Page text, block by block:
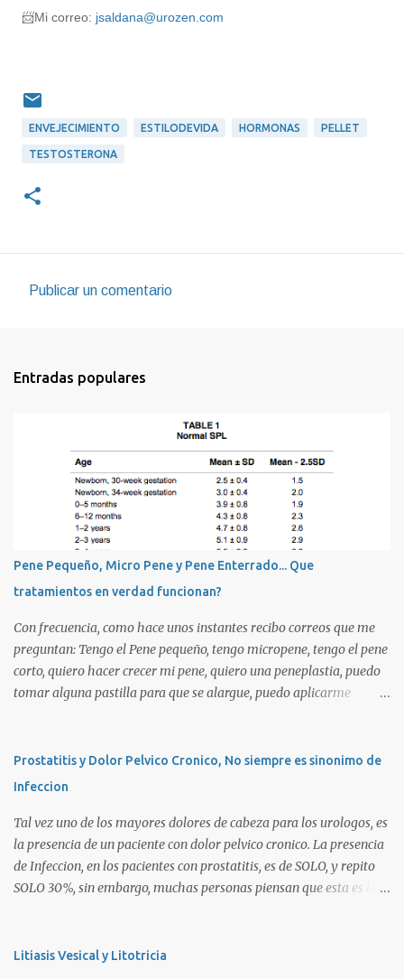
📨Mi correo: jsaldana@urozen.com
ENVEJECIMIENTO ESTILODEVIDA HORMONAS PELLET
TESTOSTERONA
e
s
Publicar un comentario
Entradas populares
Pene Pequeño, Micro Pene y Pene Enterrado... Que
tratamientos en verdad funcionan?
Con frecuencia, como hace unos instantes recibo correos que me
preguntan: Tengo el Pene pequeño, tengo micropene, tengo el pene
corto, quiero hacer crecer mi pene, quiero una peneplastia, puedo
tomar alguna pastilla para que se alargue, puedo aplicarme
importante primero definir estos terminos, para poder definir el
CORRECTO DIAGNOSTICO y con ello el CORRECTO tratamiento
diversas, desde problemas geneticos, hormonales (pubertad
precoz), obesidad, uso de pesticidas en el embarazo de la madre, o
simplemente vanidad o MICROPENE REAL: Usualmente asociado
a un pene MUY PEQUEÑO , y esta definido como aquel pene que se
OTRA ANOMALIA (Ver Pseudo Micropene). Asi en un ...
Prostatitis y Dolor Pelvico Cronico, No siempre es sinonimo de
Infeccion
Tal vez uno de los mayores dolores de cabeza para los urologos, es
la presencia de un paciente con dolor pelvico cronico. La presencia
de Infeccion, en los pacientes con prostatitis, es de SOLO, y repito
SOLO 30%, sin embargo, muchas personas piensan que esta es la
1 o Prostatitis Aguda Prostatitis tipo 2 o Prostatitis Infecciosa
Litiasis Vesical y Litotricia